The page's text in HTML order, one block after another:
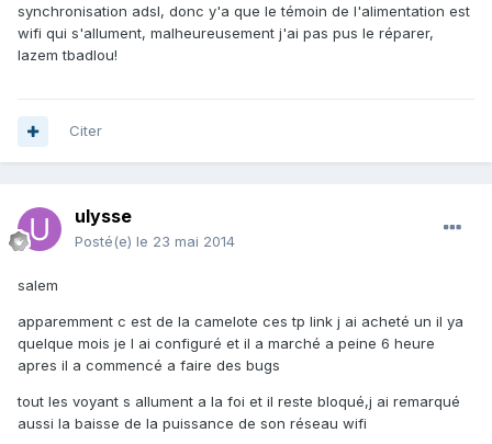
synchronisation adsl, donc y'a que le témoin de l'alimentation est
wifi qui s'allument, malheureusement j'ai pas pus le réparer,
lazem tbadlou!
Citer
ulysse
Posté(e) le 23 mai 2014
salem
apparemment c est de la camelote ces tp link j ai acheté un il ya
quelque mois je l ai configuré et il a marché a peine 6 heure
apres il a commencé a faire des bugs
tout les voyant s allument a la foi et il reste bloqué,j ai remarqué
aussi la baisse de la puissance de son réseau wifi